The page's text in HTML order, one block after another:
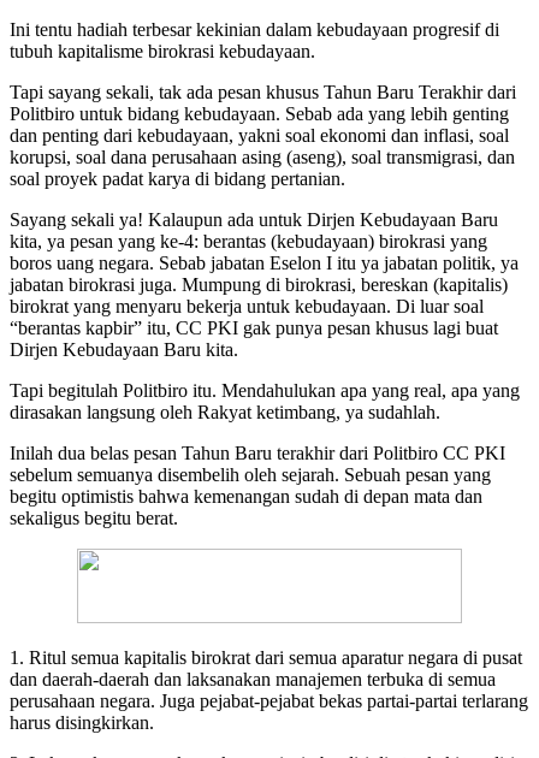
Ini tentu hadiah terbesar kekinian dalam kebudayaan progresif di
tubuh kapitalisme birokrasi kebudayaan.
Tapi sayang sekali, tak ada pesan khusus Tahun Baru Terakhir dari
Politbiro untuk bidang kebudayaan. Sebab ada yang lebih genting
dan penting dari kebudayaan, yakni soal ekonomi dan inflasi, soal
korupsi, soal dana perusahaan asing (aseng), soal transmigrasi, dan
soal proyek padat karya di bidang pertanian.
Sayang sekali ya! Kalaupun ada untuk Dirjen Kebudayaan Baru
kita, ya pesan yang ke-4: berantas (kebudayaan) birokrasi yang
boros uang negara. Sebab jabatan Eselon I itu ya jabatan politik, ya
jabatan birokrasi juga. Mumpung di birokrasi, bereskan (kapitalis)
birokrat yang menyaru bekerja untuk kebudayaan. Di luar soal
“berantas kapbir” itu, CC PKI gak punya pesan khusus lagi buat
Dirjen Kebudayaan Baru kita.
Tapi begitulah Politbiro itu. Mendahulukan apa yang real, apa yang
dirasakan langsung oleh Rakyat ketimbang, ya sudahlah.
Inilah dua belas pesan Tahun Baru terakhir dari Politbiro CC PKI
sebelum semuanya disembelih oleh sejarah. Sebuah pesan yang
begitu optimistis bahwa kemenangan sudah di depan mata dan
sekaligus begitu berat.
1. Ritul semua kapitalis birokrat dari semua aparatur negara di pusat
dan daerah-daerah dan laksanakan manajemen terbuka di semua
perusahaan negara. Juga pejabat-pejabat bekas partai-partai terlarang
harus disingkirkan.